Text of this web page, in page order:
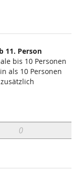
11. Person
bis 10 Personen
als 10 Personen